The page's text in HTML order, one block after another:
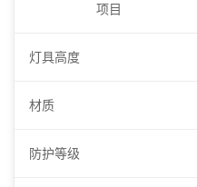
项目
灯具高度
材质
防护等级